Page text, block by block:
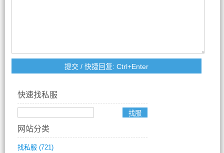
快速找私服
网站分类
找私服 (721)